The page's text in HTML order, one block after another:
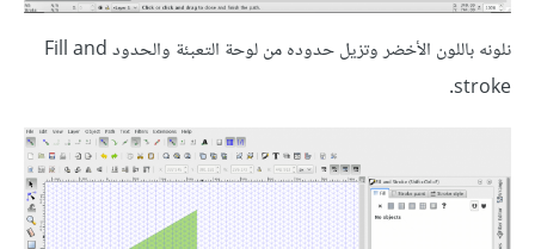
نلونه باللون الأخضر وتزيل حدوده من لوحة التعبئة والحدود Fill and
stroke.